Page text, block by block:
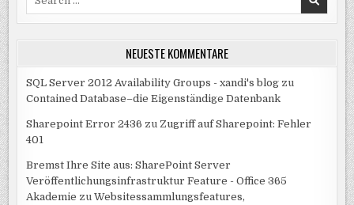
NEUESTE KOMMENTARE
SQL Server 2012 Availability Groups - xandi's blog zu
Contained Database–die Eigenständige Datenbank
Sharepoint Error 2436 zu Zugriff auf Sharepoint: Fehler
401
Bremst Ihre Site aus: SharePoint Server
Veröffentlichungsinfrastruktur Feature - Office 365
Akademie zuWebsitessammlungsfeatures,